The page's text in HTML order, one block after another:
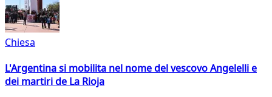
Chiesa
L'Argentina si mobilita nel nome del vescovo Angelelli e
dei martiri de La Rioja